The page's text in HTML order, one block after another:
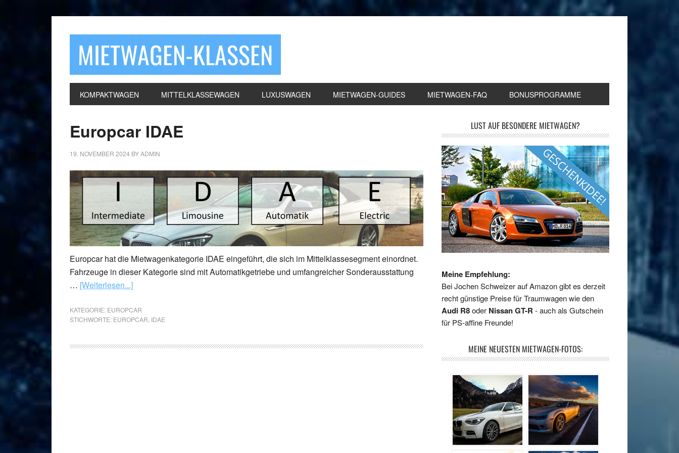
MIETWAGEN-KLASSEN
KOMPAKTWAGEN MITTELKLASSEWAGEN LUXUSWAGEN MIETWAGEN-GUIDES MIETWAGEN-FAQ BONUSPROGRAMME
Europcar IDAE
19. NOVEMBER 2024 BYADMIN
Europcar hat die Mietwagenkategorie IDAE eingeführt, die sich im Mittelklassesegment einordnet.
Fahrzeuge in dieser Kategorie sind mit Automatikgetriebe und umfangreicher Sonderausstattung
… [Weiterlesen...]
KATEGORIE: EUROPCAR
STICHWORTE: EUROPCAR IDAE
LUST AUF BESONDERE MIETWAGEN?
Meine Empfehlung:
Bei Jochen Schweizer auf Amazon gibt es derzeit
recht günstige Preise für Traumwagen wie den
Audi R8oder Nissan GT-R - auch als Gutschein
für PS-affine Freunde!
MEINE NEUESTEN MIETWAGEN-FOTOS: